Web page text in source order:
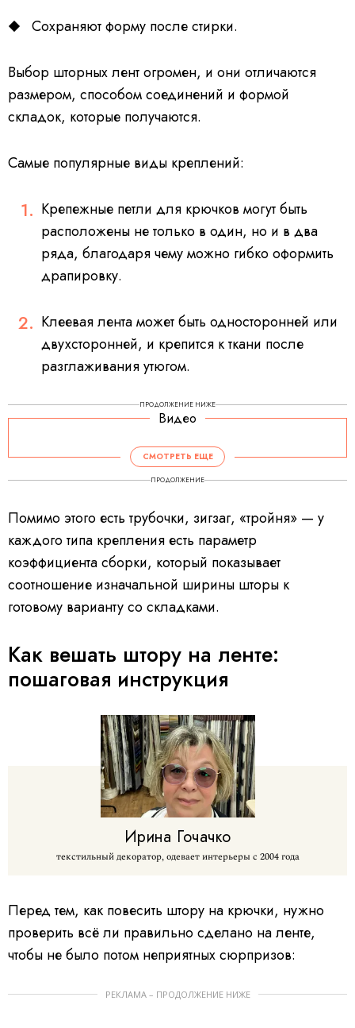
Сохраняют форму после стирки.
Выбор шторных лент огромен, и они отличаются
размером, способом соединений и формой
складок, которые получаются.
Самые популярные виды креплений:
Крепежные петли для крючков могут быть
расположены не только в один, но и в два
ряда, благодаря чему можно гибко оформить
драпировку.
Клеевая лента может быть односторонней или
двухсторонней, и крепится к ткани после
разглаживания утюгом.
ПРОДОЛЖЕНИЕ НИЖЕ
Видео
СМОТРЕТЬ ЕЩЕ
ПРОДОЛЖЕНИЕ
Помимо этого есть трубочки, зигзаг, «тройня» — у
каждого типа крепления есть параметр
коэффициента сборки, который показывает
соотношение изначальной ширины шторы к
готовому варианту со складками.
Как вешать штору на ленте:
пошаговая инструкция
Ирина Гочачко
текстильный декоратор, одевает интерьеры с 2004 года
Перед тем, как повесить штору на крючки, нужно
проверить всё ли правильно сделано на ленте,
чтобы не было потом неприятных сюрпризов:
РЕКЛАМА – ПРОДОЛЖЕНИЕ НИЖЕ